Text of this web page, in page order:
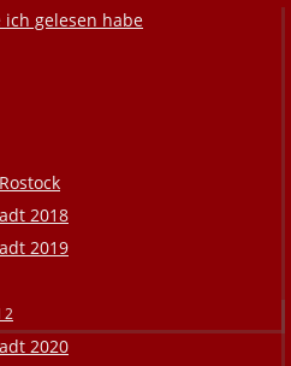
gelesen habe
2018
2019
2
2020